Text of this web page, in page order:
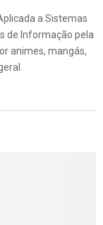
a Sistemas
de Informação pela
animes, mangás,